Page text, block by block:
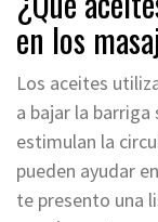
en los
Los aceites
a bajar la
estimulan la
pueden ayudar
te presento una